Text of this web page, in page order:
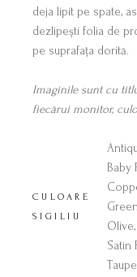
deja lipit pe spate,
dezlipești folia de
pe suprafața dorită.
Imaginile sunt cu
fiecărui monitor,
CULOARE
SIGILIU
Baby
Olive,
Satin